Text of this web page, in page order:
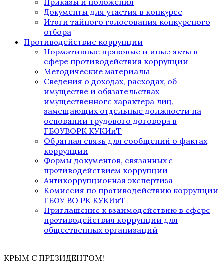
Приказы и положения
Документы для участия в конкурсе
Итоги тайного голосования конкурсного
отбора
Противодействие коррупции
Нормативные правовые и иные акты в
сфере противодействия коррупции
Методические материалы
Сведения о доходах, расходах, об
имуществе и обязательствах
имущественного характера лиц,
замещающих отдельные должности на
основании трудового договора в
ГБОУВОРК КУКИиТ
Обратная связь для сообщений о фактах
коррупции
Формы документов, связанных с
противодействием коррупции
Антикоррупционная экспертиза
Комиссия по противодействию коррупции
ГБОУ ВО РК КУКИиТ
Приглашение к взаимодействию в сфере
противодействия коррупции для
общественных организаций
КРЫМ С ПРЕЗИДЕНТОМ!